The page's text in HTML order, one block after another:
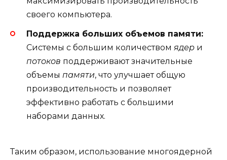
своего компьютера.
Поддержка больших объемов памяти:
Системы с большим количеством ядер и
потоков поддерживают значительные
объемы памяти, что улучшает общую
производительность и позволяет
эффективно работать с большими
наборами данных.
Таким образом, использование многоядерной